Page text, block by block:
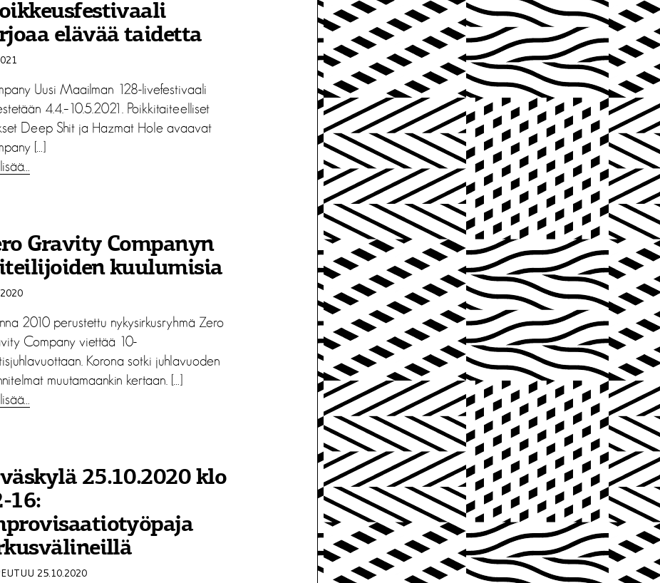
elävää taidetta
Uusi Maailman 128-livefestivaali
4.4.–10.5.2021. Poikkitaiteelliset
Deep Shit ja Hazmat Hole avaavat
[…]
Gravity Companyn
kuulumisia
2010 perustettu nykysirkusryhmä Zero
Company viettää 10-
Korona sotki juhlavuoden
muutamaankin kertaan. […]
25.10.2020 klo
16:
25.10.2020